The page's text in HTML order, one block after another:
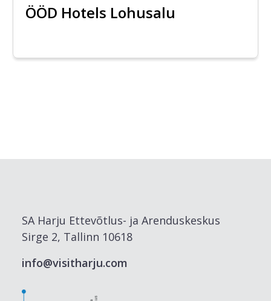
ÖÖD Hotels Lohusalu
SA Harju Ettevõtlus- ja Arenduskeskus
Sirge 2, Tallinn 10618
info@visitharju.com